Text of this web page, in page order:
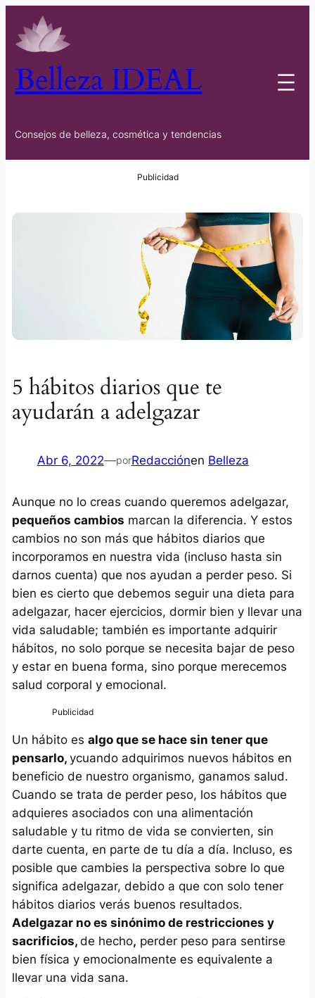
Belleza IDEAL
Consejos de belleza, cosmética y tendencias
5 hábitos diarios que te
ayudarán a adelgazar
Abr 6, 2022—porRedacciónen Belleza
Aunque no lo creas cuando queremos adelgazar,
pequeños cambios marcan la diferencia. Y estos
cambios no son más que hábitos diarios que
incorporamos en nuestra vida (incluso hasta sin
darnos cuenta) que nos ayudan a perder peso. Si
bien es cierto que debemos seguir una dieta para
adelgazar, hacer ejercicios, dormir bien y llevar una
vida saludable; también es importante adquirir
hábitos, no solo porque se necesita bajar de peso
y estar en buena forma, sino porque merecemos
salud corporal y emocional.
Un hábito es algo que se hace sin tener que
pensarlo, ycuando adquirimos nuevos hábitos en
beneficio de nuestro organismo, ganamos salud.
Cuando se trata de perder peso, los hábitos que
adquieres asociados con una alimentación
saludable y tu ritmo de vida se convierten, sin
darte cuenta, en parte de tu día a día. Incluso, es
posible que cambies la perspectiva sobre lo que
significa adelgazar, debido a que con solo tener
hábitos diarios verás buenos resultados.
Adelgazar no es sinónimo de restricciones y
sacrificios, de hecho, perder peso para sentirse
bien física y emocionalmente es equivalente a
llevar una vida sana.